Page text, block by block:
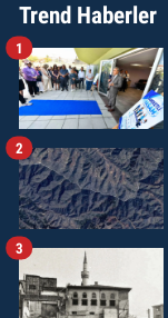
Trend Haberler
1
2
3